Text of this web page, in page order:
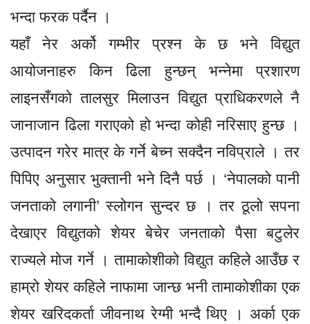
भन्दा फरक पर्दैन ।
यहाँ नेर अर्को गम्भीर प्रश्न के छ भने विद्युत
आयोजनाहरु किन ढिला हुन्छन् भन्नेमा प्रशारण
लाइनसँगको तालसुर मिलाउन विद्युत प्राधिकरणले नै
जानाजान ढिला गराएको हो भन्दा कोही नरिसाए हुन्छ ।
उत्पादन गरेर मात्र के गर्ने बेच्न सक्दैन नविप्राले । तर
पिपिए अनुसार भुक्तानी भने दिनै पर्छ । ‘नेपालको पानी
जनताको लगानी’ स्लोगन सुन्दर छ । तर ठूलो सपना
देखाएर विद्युतको शेयर बेचेर जनताको पैसा बटुलेर
राज्यले मोज गर्ने । तामाकोशीको विद्युत कहिले आउँछ र
हाम्रो शेयर कहिले नाफामा जान्छ भनी तामाकोशीका एक
शेयर खरिदकर्ता जीवनाथ रेग्मी भन्दै थिए । अर्का एक